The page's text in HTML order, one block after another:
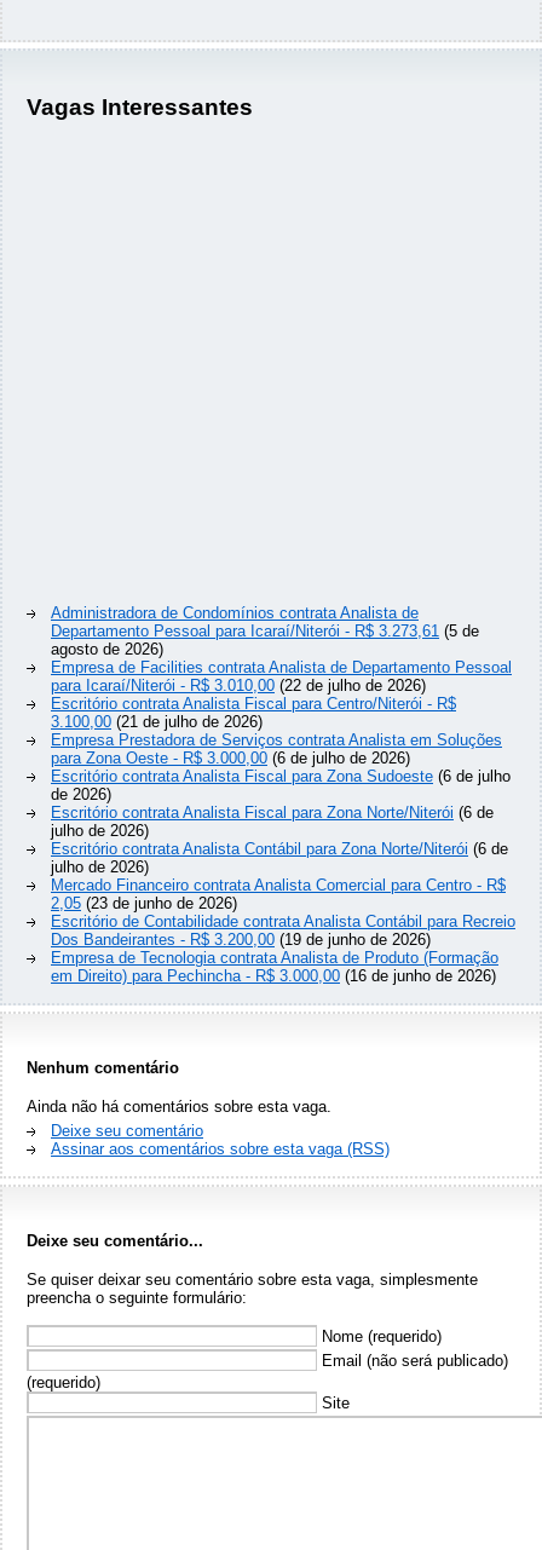
Vagas Interessantes
Administradora de Condomínios contrata Analista de
Departamento Pessoal para Icaraí/Niterói - R$ 3.273,61 (5 de
agosto de 2026)
Empresa de Facilities contrata Analista de Departamento Pessoal
para Icaraí/Niterói - R$ 3.010,00 (22 de julho de 2026)
Escritório contrata Analista Fiscal para Centro/Niterói - R$
3.100,00 (21 de julho de 2026)
Empresa Prestadora de Serviços contrata Analista em Soluções
para Zona Oeste - R$ 3.000,00 (6 de julho de 2026)
Escritório contrata Analista Fiscal para Zona Sudoeste (6 de julho
de 2026)
Escritório contrata Analista Fiscal para Zona Norte/Niterói (6 de
julho de 2026)
Escritório contrata Analista Contábil para Zona Norte/Niterói (6 de
julho de 2026)
Mercado Financeiro contrata Analista Comercial para Centro - R$
2,05 (23 de junho de 2026)
Escritório de Contabilidade contrata Analista Contábil para Recreio
Dos Bandeirantes - R$ 3.200,00 (19 de junho de 2026)
Empresa de Tecnologia contrata Analista de Produto (Formação
em Direito) para Pechincha - R$ 3.000,00 (16 de junho de 2026)
Nenhum comentário
Ainda não há comentários sobre esta vaga.
Deixe seu comentário
Assinar aos comentários sobre esta vaga (RSS)
Deixe seu comentário...
Se quiser deixar seu comentário sobre esta vaga, simplesmente
preencha o seguinte formulário:
Nome (requerido)
Email (não será publicado)
(requerido)
Site